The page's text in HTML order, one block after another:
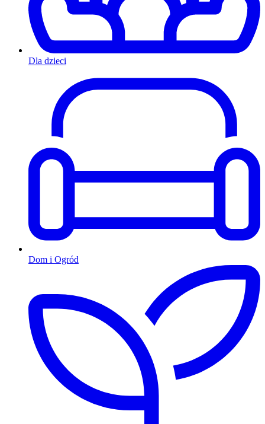
Dla dzieci
Dom i Ogród